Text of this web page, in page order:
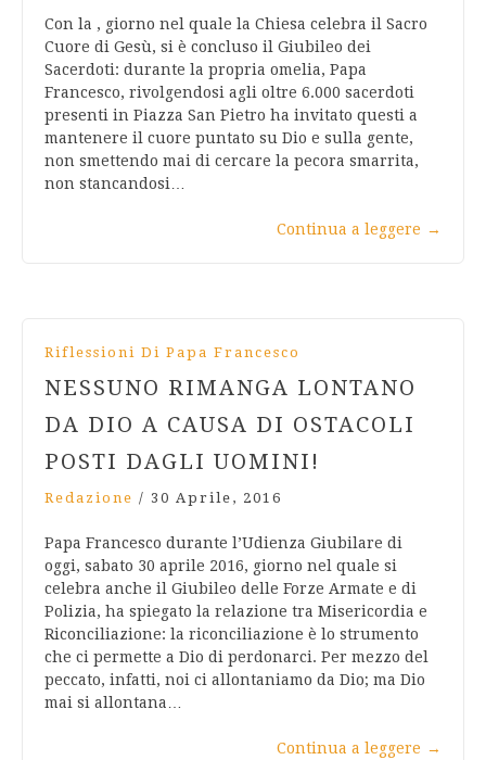
Con la , giorno nel quale la Chiesa celebra il Sacro
Cuore di Gesù, si è concluso il Giubileo dei
Sacerdoti: durante la propria omelia, Papa
Francesco, rivolgendosi agli oltre 6.000 sacerdoti
presenti in Piazza San Pietro ha invitato questi a
mantenere il cuore puntato su Dio e sulla gente,
non smettendo mai di cercare la pecora smarrita,
non stancandosi…
Continua a leggere →
Riflessioni Di Papa Francesco
NESSUNO RIMANGA LONTANO
DA DIO A CAUSA DI OSTACOLI
POSTI DAGLI UOMINI!
Redazione / 30 Aprile, 2016
Papa Francesco durante l’Udienza Giubilare di
oggi, sabato 30 aprile 2016, giorno nel quale si
celebra anche il Giubileo delle Forze Armate e di
Polizia, ha spiegato la relazione tra Misericordia e
Riconciliazione: la riconciliazione è lo strumento
che ci permette a Dio di perdonarci. Per mezzo del
peccato, infatti, noi ci allontaniamo da Dio; ma Dio
mai si allontana…
Continua a leggere →